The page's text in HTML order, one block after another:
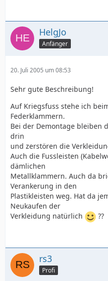
HelgJo
Anfänger
20. Juli 2005 um 08:53
Sehr gute Beschreibung!
Auf Kriegsfuss stehe ich
Federklammern.
Bei der Demontage bleiben
drin
und zerstören die
Auch die Fussleisten
dämlichen
Metallklammern. Auch da
Verankerung in den
Plastikleisten weg. Hat da
Neukaufen der
Verkleidung natürlich
??
rs3
Profi